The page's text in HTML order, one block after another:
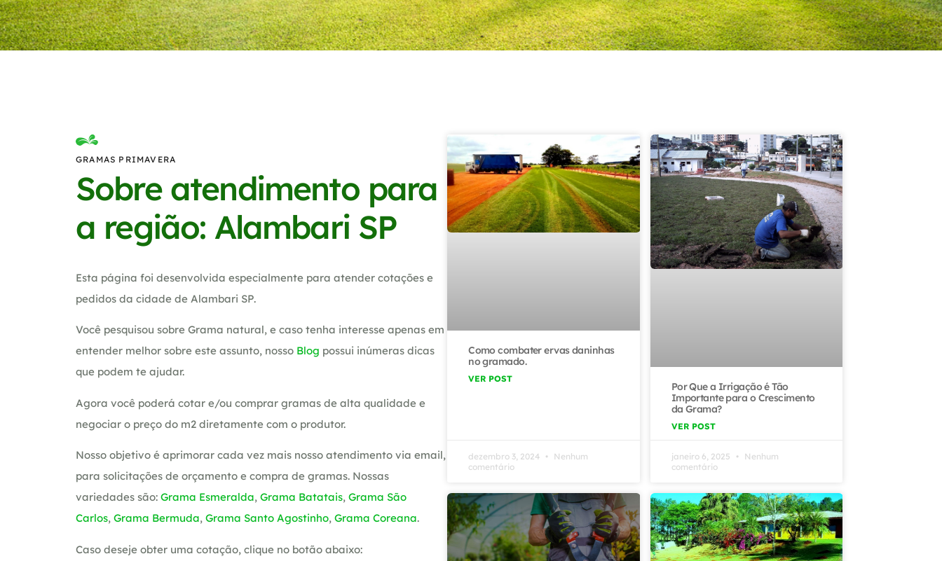
GRAMAS PRIMAVERA
Sobre atendimento para
a região: Alambari SP
Esta página foi desenvolvida especialmente para atender cotações e
pedidos da cidade de Alambari SP.
Você pesquisou sobre Grama natural, e caso tenha interesse apenas em
entender melhor sobre este assunto, nosso Blog possui inúmeras dicas
que podem te ajudar.
Agora você poderá cotar e/ou comprar gramas de alta qualidade e
negociar o preço do m2 diretamente com o produtor.
Nosso objetivo é aprimorar cada vez mais nosso atendimento via email,
para solicitações de orçamento e compra de gramas. Nossas
variedades são: Grama Esmeralda, Grama Batatais, Grama São
Carlos, Grama Bermuda, Grama Santo Agostinho, Grama Coreana.
Caso deseje obter uma cotação, clique no botão abaixo:
Como combater ervas daninhas
no gramado.
VER POST
dezembro 3, 2024
Nenhum
comentário
Por Que a Irrigação é Tão
Importante para o Crescimento
da Grama?
VER POST
janeiro 6, 2025
Nenhum
comentário